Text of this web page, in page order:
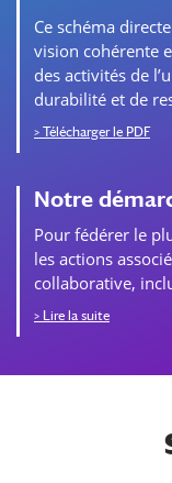
Ce schéma
vision cohérente
des activités de
durabilité et de
> Télécharger le PDF
Notre
Pour fédérer le
les actions
collaborative,
> Lire la suite